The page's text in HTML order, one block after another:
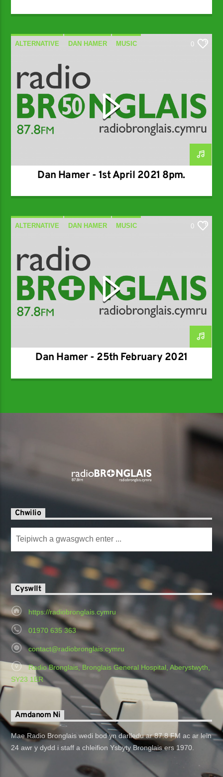
ALTERNATIVE DAN HAMER MUSIC 0
Dan Hamer - 1st April 2021 8pm.
ALTERNATIVE DAN HAMER MUSIC 0
Dan Hamer - 25th February 2021
Chwilio
Cyswllt
https://radiobronglais.cymru
01970 635 363
contact@radiobronglais.cymru
Radio Bronglais, Bronglais General Hospital, Aberystwyth,
SY23 1ER
Amdanom Ni
Mae Radio Bronglais wedi bod yn darlledu ar 87.8 FM ac ar lein
24 awr y dydd i staff a chleifion Ysbyty Bronglais ers 1970.